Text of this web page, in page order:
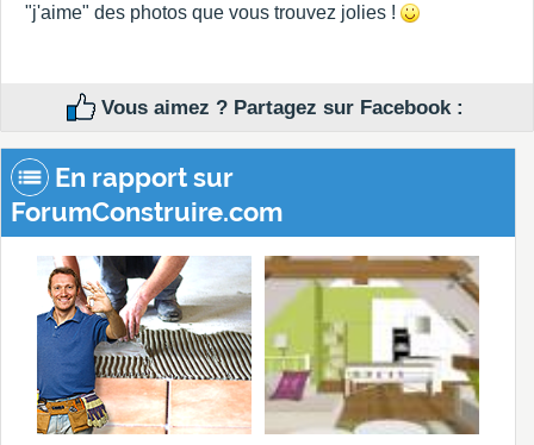
"j'aime" des photos que vous trouvez jolies !
Vous aimez ? Partagez sur Facebook :
En rapport sur
ForumConstruire.com